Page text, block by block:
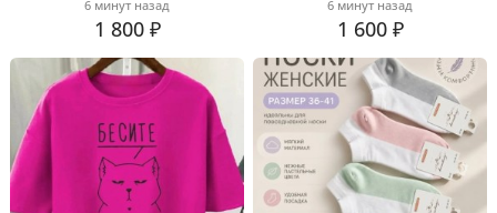
6 минут назад
1 800 ₽
6 минут назад
1 600 ₽